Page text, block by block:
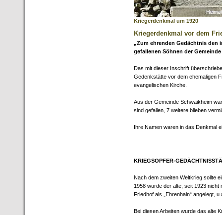
Kriegerdenkmal um 1920
Kriegerdenkmal vor dem
„Zum ehrenden Gedächtnis den
gefallenen Söhnen der
Das mit dieser Inschrift
Gedenkstätte vor dem ehemaligen
evangelischen Kirche.
Aus der Gemeinde Schwaikheim
sind gefallen, 7 weitere blieben
Ihre Namen waren in das Denkmal
KRIEGSOPFER-
Nach dem zweiten Weltkrieg sollte
1958 wurde der alte, seit 1923
Friedhof als „Ehrenhain“ angelegt,
Bei diesen Arbeiten wurde das alte